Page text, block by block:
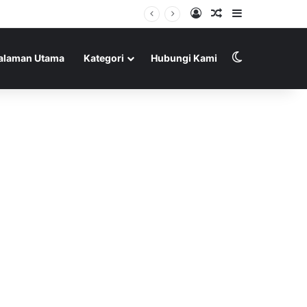
Log InRandom Article
Utama Kategori Hubungi Kami